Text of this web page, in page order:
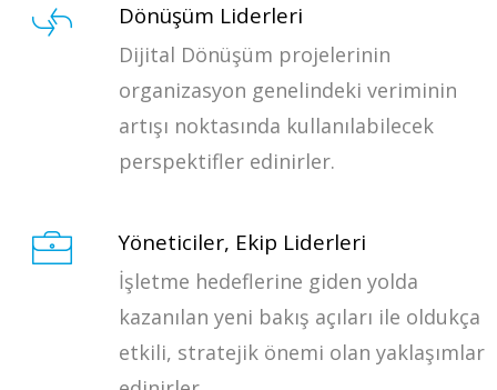
Dönüşüm Liderleri
Dijital Dönüşüm projelerinin
organizasyon genelindeki veriminin
artışı noktasında kullanılabilecek
perspektifler edinirler.
Yöneticiler, Ekip Liderleri
İşletme hedeflerine giden yolda
kazanılan yeni bakış açıları ile oldukça
etkili, stratejik önemi olan yaklaşımlar